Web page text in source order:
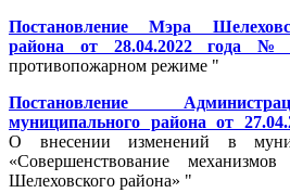
Постановление Мэра
района от 28.04.2022 года
противопожарном режиме "
Постановление
муниципального района от
О внесении изменений в
«Совершенствование
Шелеховского района» "